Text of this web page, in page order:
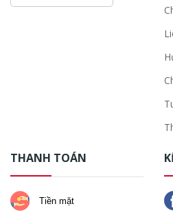
THANH TOÁN
Tiền mặt